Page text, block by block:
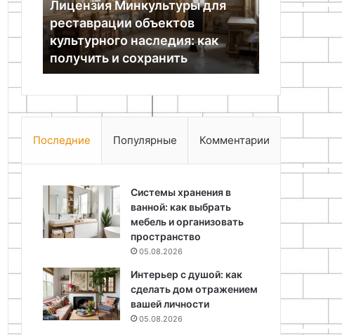
наследия:
как
получить
сохранить
Лицензия Минкультуры для
реставрации объектов
культурного наследия: как
получить и сохранить
Целевой
Последние Популярные Комментарии
Системы хранения в
ванной: как выбрать
мебель и организовать
пространство
05.08.2026
Интерьер с душой: как
сделать дом отражением
вашей личности
05.08.2026